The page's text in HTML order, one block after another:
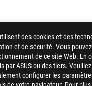
des cookies et des
et de sécurité. Vous
de ce site Web. En
ASUS ou des tiers.
configurer les